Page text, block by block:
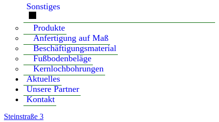
Sonstiges
Produkte
Anfertigung auf Maß
Beschäftigungsmaterial
Fußbodenbeläge
Kernlochbohrungen
Aktuelles
Unsere Partner
Kontakt
Steinstraße 3